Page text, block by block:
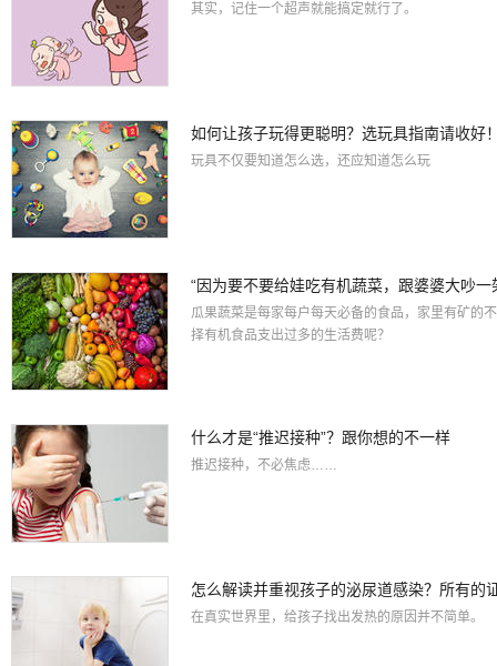
其实，记住一个超声就能搞定就行了。
如何让孩子玩得更聪明？选玩具指南请收好
玩具不仅要知道怎么选，还应知道怎么玩
“因为要不要给娃吃有机蔬菜，跟婆婆大吵
瓜果蔬菜是每家每户每天必备的食品，家里有矿的
择有机食品支出过多的生活费呢？
什么才是“推迟接种”？跟你想的不一样
推迟接种，不必焦虑……
怎么解读并重视孩子的泌尿道感染？所有的
在真实世界里，给孩子找出发热的原因并不简单。